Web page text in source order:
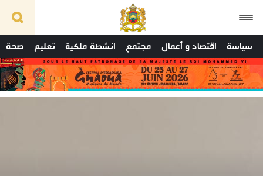
سياسة اقتصاد و أعمال مجتمع انشطة ملكية تعليم صحة